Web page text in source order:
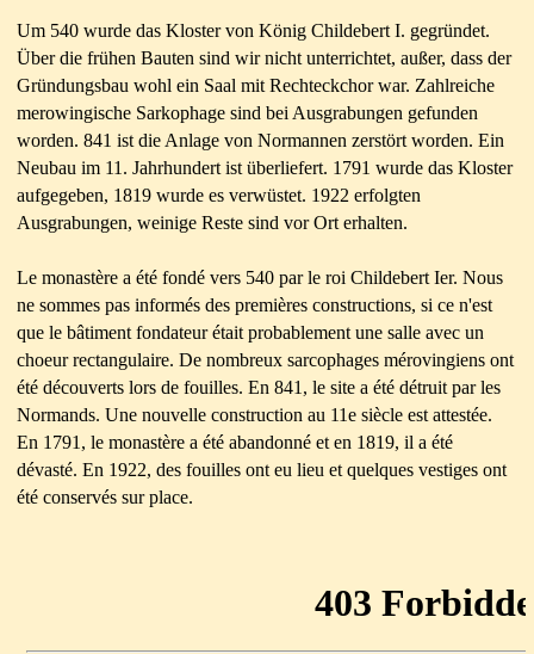
Um 540 wurde das Kloster von König Childebert I. gegründet.
Über die frühen Bauten sind wir nicht unterrichtet, außer, dass der
Gründungsbau wohl ein Saal mit Rechteckchor war. Zahlreiche
merowingische Sarkophage sind bei Ausgrabungen gefunden
worden. 841 ist die Anlage von Normannen zerstört worden. Ein
Neubau im 11. Jahrhundert ist überliefert. 1791 wurde das Kloster
aufgegeben, 1819 wurde es verwüstet. 1922 erfolgten
Ausgrabungen, weinige Reste sind vor Ort erhalten.
Le monastère a été fondé vers 540 par le roi Childebert Ier. Nous
ne sommes pas informés des premières constructions, si ce n'est
que le bâtiment fondateur était probablement une salle avec un
choeur rectangulaire. De nombreux sarcophages mérovingiens ont
été découverts lors de fouilles. En 841, le site a été détruit par les
Normands. Une nouvelle construction au 11e siècle est attestée.
En 1791, le monastère a été abandonné et en 1819, il a été
dévasté. En 1922, des fouilles ont eu lieu et quelques vestiges ont
été conservés sur place.